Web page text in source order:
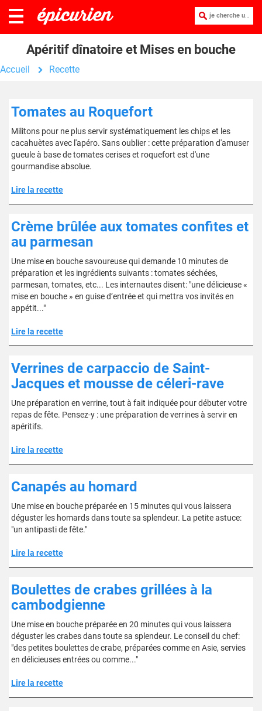
je cherche une recette :
Apéritif dînatoire et Mises en bouche
Accueil Recette
Tomates au Roquefort
Militons pour ne plus servir systématiquement les chips et les
cacahuètes avec l'apéro. Sans oublier : cette préparation d'amuser
gueule à base de tomates cerises et roquefort est d'une
gourmandise absolue.
Lire la recette
Crème brûlée aux tomates confites et
au parmesan
Une mise en bouche savoureuse qui demande 10 minutes de
préparation et les ingrédients suivants : tomates séchées,
parmesan, tomates, etc... Les internautes disent: "une délicieuse «
mise en bouche » en guise d’entrée et qui mettra vos invités en
appétit..."
Lire la recette
Verrines de carpaccio de Saint-
Jacques et mousse de céleri-rave
Une préparation en verrine, tout à fait indiquée pour débuter votre
repas de fête. Pensez-y : une préparation de verrines à servir en
apéritifs.
Lire la recette
Canapés au homard
Une mise en bouche préparée en 15 minutes qui vous laissera
déguster les homards dans toute sa splendeur. La petite astuce:
"un antipasti de fête."
Lire la recette
Boulettes de crabes grillées à la
cambodgienne
Une mise en bouche préparée en 20 minutes qui vous laissera
déguster les crabes dans toute sa splendeur. Le conseil du chef:
"des petites boulettes de crabe, préparées comme en Asie, servies
en délicieuses entrées ou comme..."
Lire la recette